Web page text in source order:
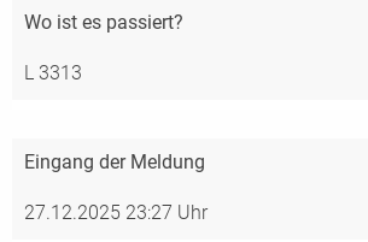
Wo ist es passiert?
L 3313
Eingang der Meldung
27.12.2025 23:27 Uhr